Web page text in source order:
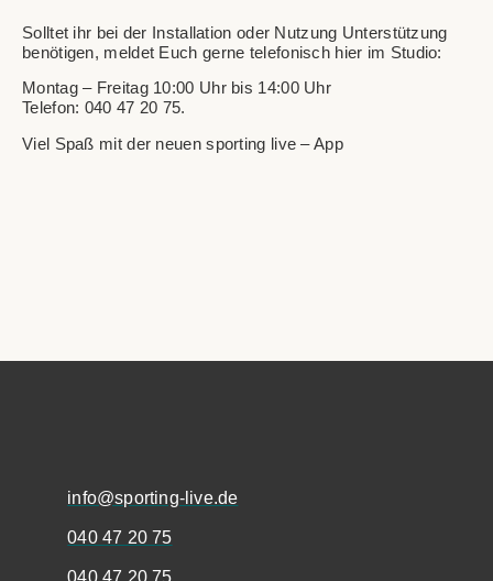
Solltet ihr bei der Installation oder Nutzung Unterstützung
benötigen, meldet Euch gerne telefonisch hier im Studio:
Montag – Freitag 10:00 Uhr bis 14:00 Uhr
Telefon: 040 47 20 75.
Viel Spaß mit der neuen sporting live – App
info@sporting-live.de
040 47 20 75